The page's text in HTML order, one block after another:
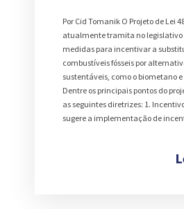
Por Cid Tomanik O Projeto de Lei
atualmente tramita no legislativo
medidas para incentivar a
combustíveis fósseis por
sustentáveis, como o biometano
Dentre os principais pontos do
as seguintes diretrizes: 1.
sugere a implementação de